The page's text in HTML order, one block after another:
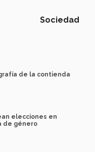
Sociedad
de la contienda
elecciones en
de género